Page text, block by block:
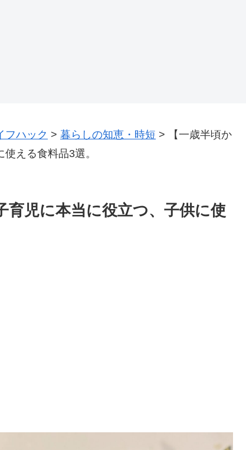
フハック > 暮らしの知恵・時短 >
【一歳半頃か
える食料品3選。
育児に本当に役立つ、子供に使